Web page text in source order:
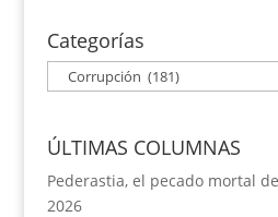
Categorías
Categorías
ÚLTIMAS COLUMNAS
Pederastia, el pecado mortal
2026